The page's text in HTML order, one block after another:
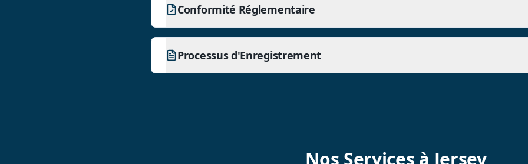
Conformité Réglementaire
Processus d'Enregistrement
Nos Services à Jersey